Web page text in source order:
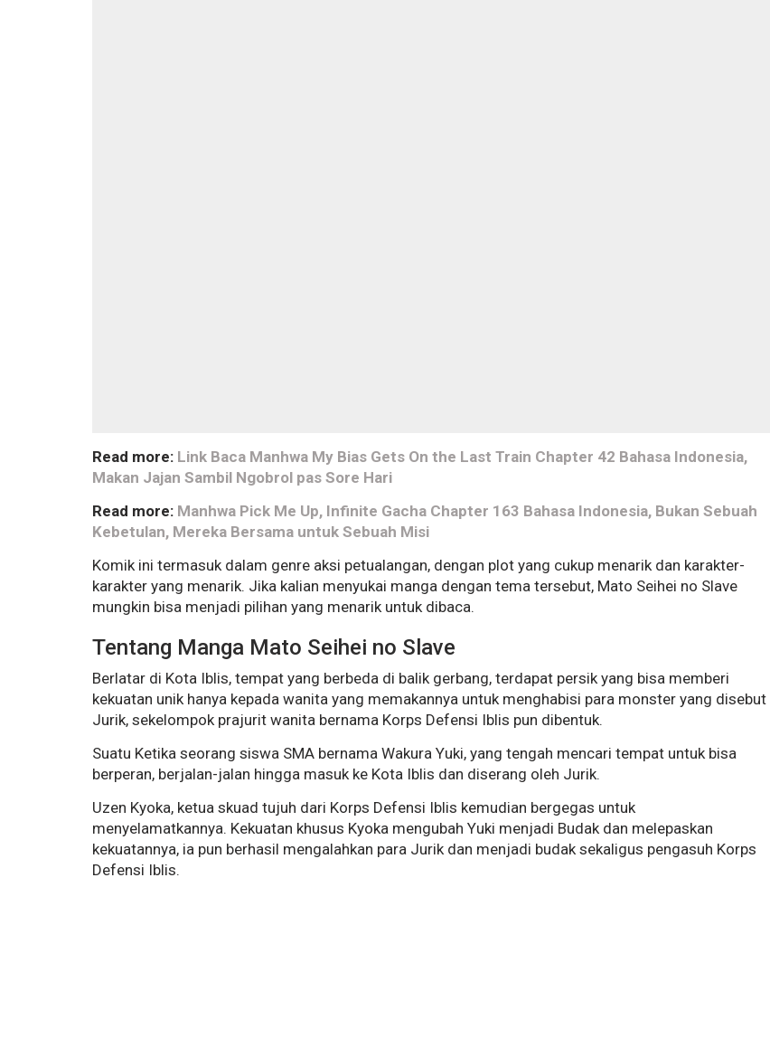
Read more: Link Baca Manhwa My Bias Gets On the Last Train Chapter 42 Bahasa Indonesia,
Makan Jajan Sambil Ngobrol pas Sore Hari
Read more: Manhwa Pick Me Up, Infinite Gacha Chapter 163 Bahasa Indonesia, Bukan Sebuah
Kebetulan, Mereka Bersama untuk Sebuah Misi
Komik ini termasuk dalam genre aksi petualangan, dengan plot yang cukup menarik dan karakter-
karakter yang menarik. Jika kalian menyukai manga dengan tema tersebut, Mato Seihei no Slave
mungkin bisa menjadi pilihan yang menarik untuk dibaca.
Tentang Manga Mato Seihei no Slave
Berlatar di Kota Iblis, tempat yang berbeda di balik gerbang, terdapat persik yang bisa memberi
kekuatan unik hanya kepada wanita yang memakannya untuk menghabisi para monster yang disebut
Jurik, sekelompok prajurit wanita bernama Korps Defensi Iblis pun dibentuk.
Suatu Ketika seorang siswa SMA bernama Wakura Yuki, yang tengah mencari tempat untuk bisa
berperan, berjalan-jalan hingga masuk ke Kota Iblis dan diserang oleh Jurik.
Uzen Kyoka, ketua skuad tujuh dari Korps Defensi Iblis kemudian bergegas untuk
menyelamatkannya. Kekuatan khusus Kyoka mengubah Yuki menjadi Budak dan melepaskan
kekuatannya, ia pun berhasil mengalahkan para Jurik dan menjadi budak sekaligus pengasuh Korps
Defensi Iblis.